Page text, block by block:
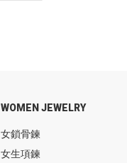
WOMEN JEWELRY
女鎖骨鍊
女生項鍊